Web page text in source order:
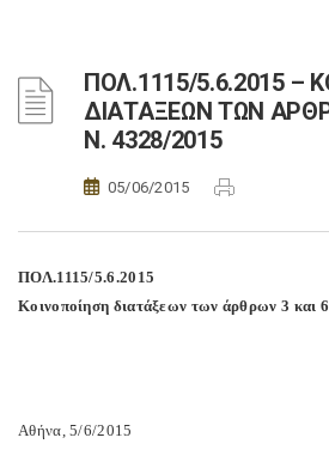
ΠΟΛ.1115/5.6.2015 –
ΔΙΑΤΑΞΕΩΝ ΤΩΝ
Ν. 4328/2015
05/06/2015
ΠΟΛ.1115/5.6.2015
Κοινοποίηση διατάξεων των άρθρων 3 και
Αθήνα, 5/6/2015